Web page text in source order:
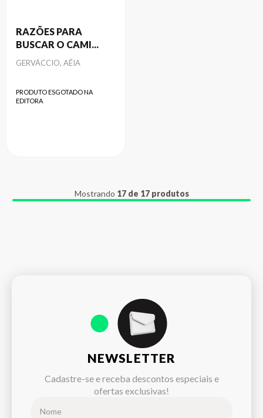
RAZÕES PARA
BUSCAR O CAMI...
Autor
GERVÁCCIO, AÉIA
PRODUTO ESGOTADO NA
EDITORA
Mostrando 17 de 17 produtos
NEWSLETTER
Cadastre-se e receba descontos especiais e
ofertas exclusivas!